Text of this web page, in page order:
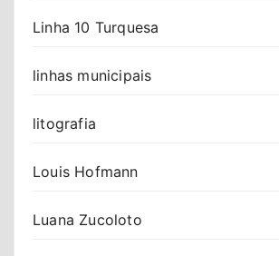
Linha 10 Turquesa
linhas municipais
litografia
Louis Hofmann
Luana Zucoloto